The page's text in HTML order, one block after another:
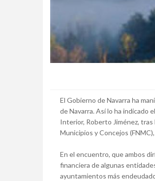
El Gobierno de Navarra ha
de Navarra. Así lo ha indicado
Interior, Roberto Jiménez, tras
Municipios y Concejos
En el encuentro, que ambos
financiera de algunas
ayuntamientos más